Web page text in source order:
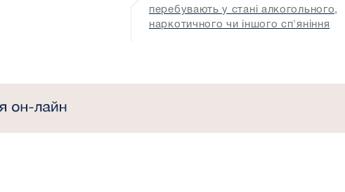
перебувають у стані алкогольного,
наркотичного чи іншого сп'яніння